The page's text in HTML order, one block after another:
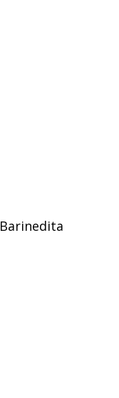
Barinedita